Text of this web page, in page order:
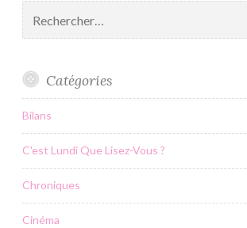
Catégories
Bilans
C'est Lundi Que Lisez-Vous ?
Chroniques
Cinéma